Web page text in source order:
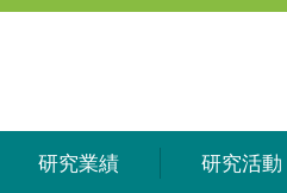
研究業績 研究活動